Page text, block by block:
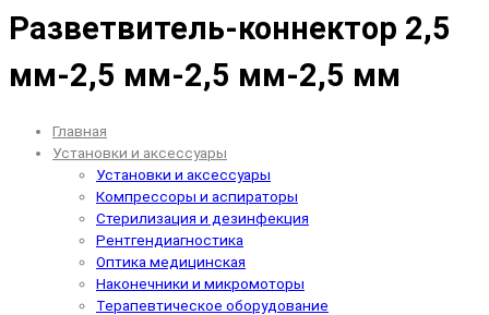
Разветвитель-коннектор 2,5
мм-2,5 мм-2,5 мм-2,5 мм
Главная
Установки и аксессуары
Установки и аксессуары
Компрессоры и аспираторы
Стерилизация и дезинфекция
Рентгендиагностика
Оптика медицинская
Наконечники и микромоторы
Терапевтическое оборудование